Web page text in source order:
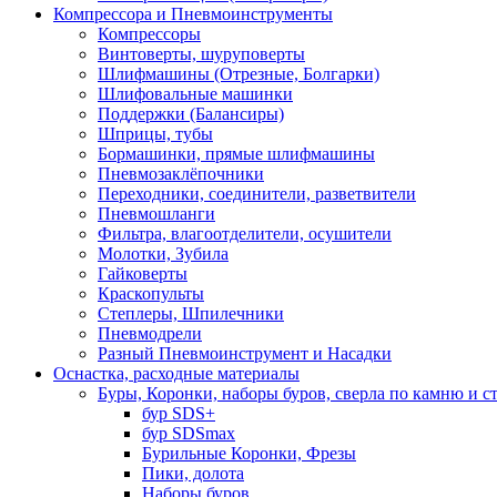
Компрессора и Пневмоинструменты
Компрессоры
Винтоверты, шуруповерты
Шлифмашины (Отрезные, Болгарки)
Шлифовальные машинки
Поддержки (Балансиры)
Шприцы, тубы
Бормашинки, прямые шлифмашины
Пневмозаклёпочники
Переходники, соединители, разветвители
Пневмошланги
Фильтра, влагоотделители, осушители
Молотки, Зубила
Гайковерты
Краскопульты
Степлеры, Шпилечники
Пневмодрели
Разный Пневмоинструмент и Насадки
Оснастка, расходные материалы
Буры, Коронки, наборы буров, сверла по камню и
бур SDS+
бур SDSmax
Бурильные Коронки, Фрезы
Пики, долота
Наборы буров